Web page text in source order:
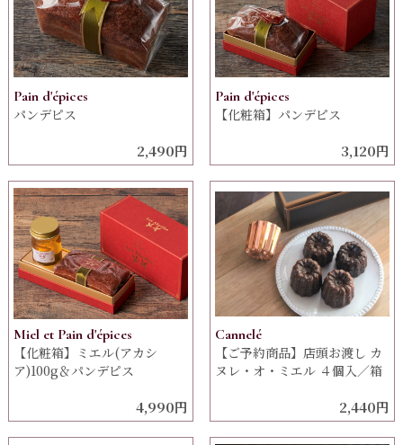
Pain d'épices
パンデピス
2,490円
Pain d'épices
【化粧箱】パンデピス
3,120円
Miel et Pain d'épices
【化粧箱】ミエル(アカシ
ア)100g＆パンデピス
4,990円
Cannelé
【ご予約商品】店頭お渡し カ
ヌレ・オ・ミエル ４個入／箱
2,440円